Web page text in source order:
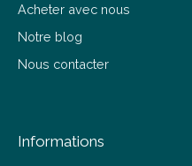
Acheter avec nous
Notre blog
Nous contacter
Informations